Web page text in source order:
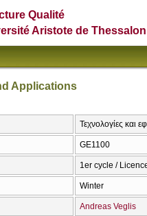
Qualité
Aristote de
Applications
Τεχνολογίες και
GE1100
1er cycle /
Winter
Andreas Veglis